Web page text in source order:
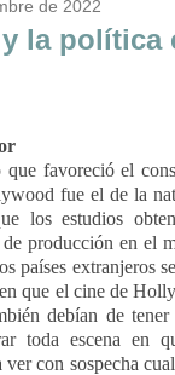
de 2022
la política
favoreció el
fue el de la
los estudios
producción en el
países extranjeros
que el cine de
debían de
toda escena en
con sospecha